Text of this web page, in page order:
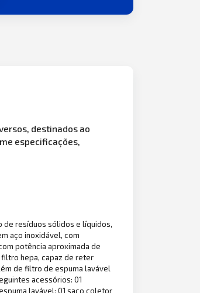
destinados ao
especificações,
de resíduos sólidos e líquidos,
aço inoxidável, com
potência aproximada de
hepa, capaz de reter
de filtro de espuma lavável
acessórios: 01
lavável; 01 saco coletor